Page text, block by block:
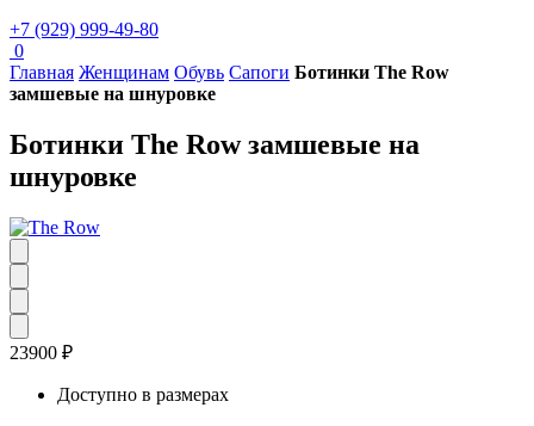
+7 (929) 999-49-80
0
Главная Женщинам Обувь Сапоги Ботинки The Row
замшевые на шнуровке
Ботинки The Row замшевые на
шнуровке
23900 ₽
Доступно в размерах